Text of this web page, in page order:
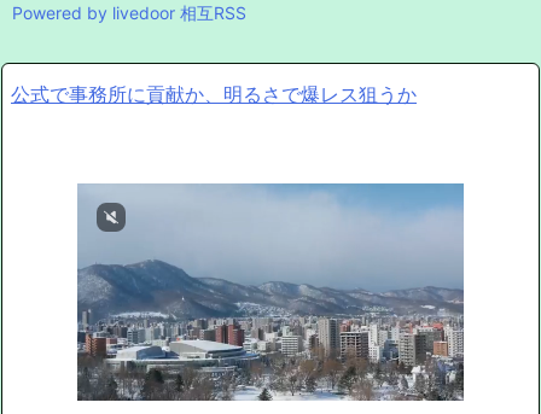
Powered by livedoor 相互RSS
公式で事務所に貢献か、明るさで爆レス狙うか